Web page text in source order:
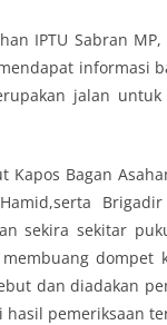
IPTU Sabran
informasi
jalan
Bagan
sekira sekitar
dan diadakan
pemeriksaan